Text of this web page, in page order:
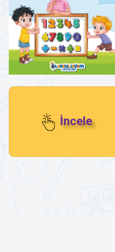
İncele
Matematiğin Gücü